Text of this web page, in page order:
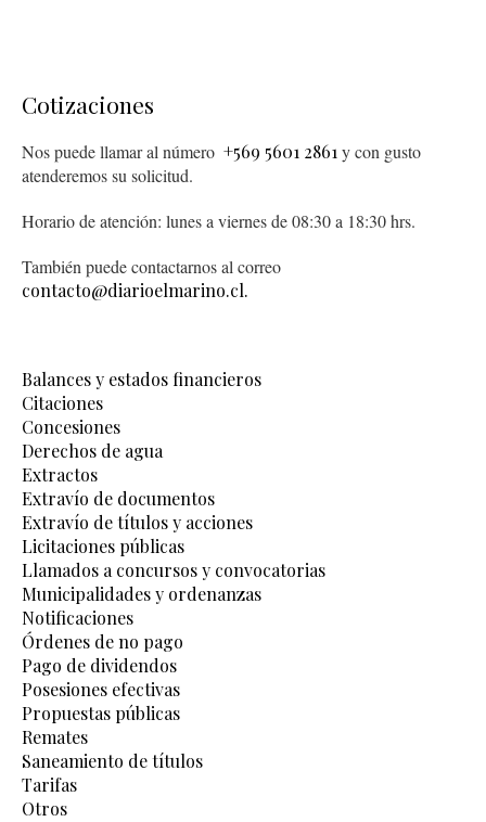
Cotizaciones
Nos puede llamar al número +569 5601 2861y con gusto
atenderemos su solicitud.
Horario de atención: lunes a viernes de 08:30 a 18:30 hrs.
También puede contactarnos al correo
contacto@diarioelmarino.cl.
Balances y estados financieros
Citaciones
Concesiones
Derechos de agua
Extractos
Extravío de documentos
Extravío de títulos y acciones
Licitaciones públicas
Llamados a concursos y convocatorias
Municipalidades y ordenanzas
Notificaciones
Órdenes de no pago
Pago de dividendos
Posesiones efectivas
Propuestas públicas
Remates
Saneamiento de títulos
Tarifas
Otros